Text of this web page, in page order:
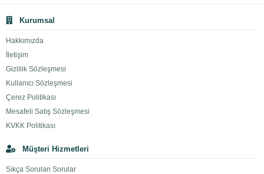
Kurumsal
Hakkımızda
İletişim
Gizlilik Sözleşmesi
Kullanıcı Sözleşmesi
Çerez Politikası
Mesafeli Satış Sözleşmesi
KVKK Politikası
Müşteri Hizmetleri
Sıkça Sorulan Sorular